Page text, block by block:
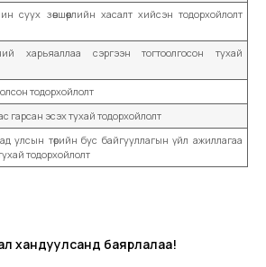
суух зөвшөөрлийн хасалт хийсэн тодорхойлолт
харьяаллаа сэргээн тогтоолгосон тухай
тодорхойлолт
гарсан эсэх тухай тодорхойлолт
улсын төрийн бус байгууллагын үйл ажиллагаа
тухай тодорхойлолт
хандуулсанд баярлалаа!